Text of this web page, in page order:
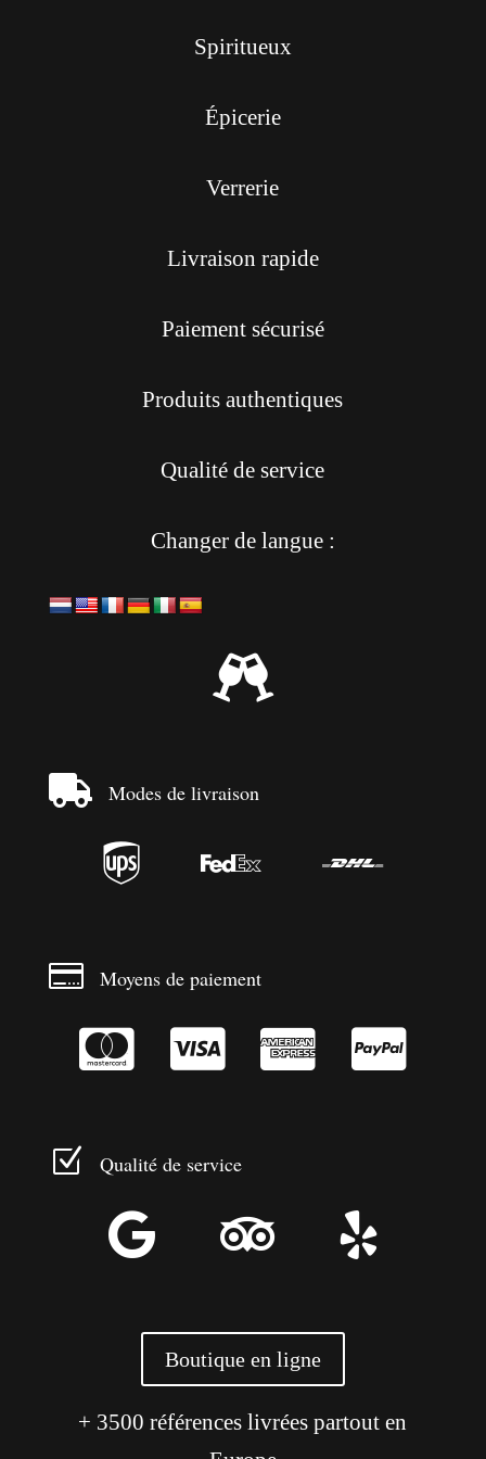
Spiritueux
Épicerie
Verrerie
Livraison rapide
Paiement sécurisé
Produits authentiques
Qualité de service
Changer de langue :

 Modes de livraison
  
 Moyens de paiement
   
Z Qualité de service
  
Boutique en ligne
+ 3500 références livrées partout en